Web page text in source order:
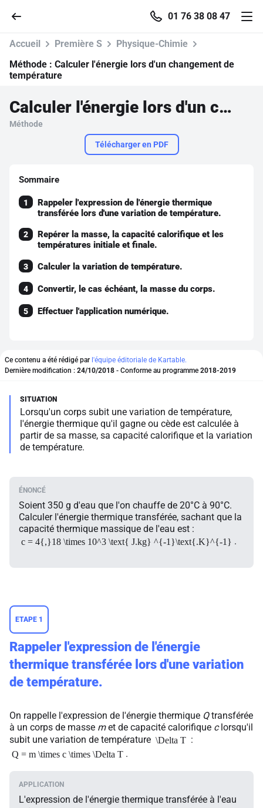
01 76 38 08 47
Parcourir
Se connecter
S'inscrire gratuitement
Pour profiter de 10 contenus offerts.
Accueil Première S
Physique-Chimie
Méthode : Calculer l'énergie lors d'un changement de
température
Calculer l'énergie lors d'un changement de température
Méthode
Télécharger en PDF
Sommaire
1
Rappeler l'expression de l'énergie thermique
transférée lors d'une variation de température.
2
Repérer la masse, la capacité calorifique et les
températures initiale et finale.
3 Calculer la variation de température.
4 Convertir, le cas échéant, la masse du corps.
5 Effectuer l'application numérique.
Ce contenu a été rédigé par l'équipe éditoriale de Kartable.
Dernière modification : 24/10/2018 - Conforme au programme 2018-2019
Lorsqu'un corps subit une variation de température,
l'énergie thermique qu'il gagne ou cède est calculée à
partir de sa masse, sa capacité calorifique et la variation
de température.
Soient 350 g d'eau que l'on chauffe de 20°C à 90°C.
Calculer l'énergie thermique transférée, sachant que la
capacité thermique massique de l'eau est :
c = 4{,}18 \times 10^3 \text{ J.kg} ^{-1}\text{.K}^{-1} .
ETAPE 1
Rappeler l'expression de l'énergie
thermique transférée lors d'une variation
de température.
On rappelle l'expression de l'énergie thermique Qtransférée
à un corps de masse met de capacité calorifique clorsqu'il
subit une variation de température \Delta T :
Q = m \times c \times \Delta T .
L'expression de l'énergie thermique transférée à l'eau